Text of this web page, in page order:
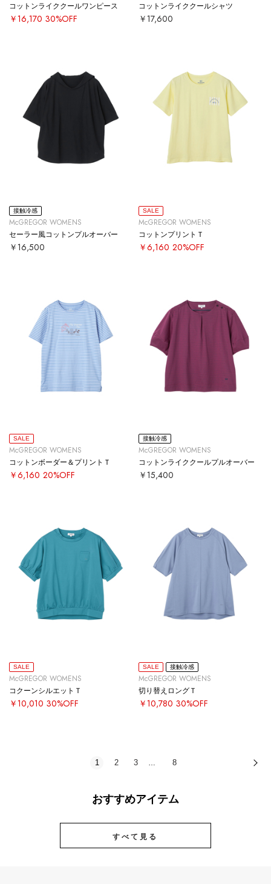
コットンライククールワンピース
￥16,170 30%OFF
コットンライククールシャツ
￥17,600
接触冷感
McGREGOR WOMENS
セーラー風コットンプルオーバー
￥16,500
SALE
McGREGOR WOMENS
コットンプリントＴ
￥6,160 20%OFF
SALE
McGREGOR WOMENS
コットンボーダー＆プリントＴ
￥6,160 20%OFF
接触冷感
McGREGOR WOMENS
コットンライククールプルオーバー
￥15,400
SALE
McGREGOR WOMENS
コクーンシルエットＴ
￥10,010 30%OFF
SALE 接触冷感
McGREGOR WOMENS
切り替えロングＴ
￥10,780 30%OFF
1 2 3 … 8
おすすめアイテム
すべて見る